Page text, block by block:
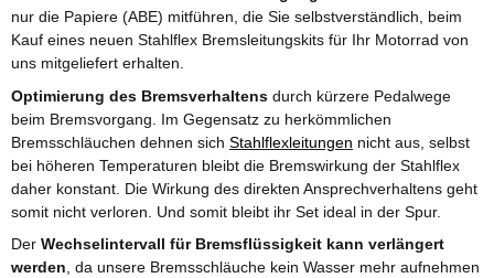
nur die Papiere (ABE) mitführen, die Sie selbstverständlich, beim
Kauf eines neuen Stahlflex Bremsleitungskits für Ihr Motorrad von
uns mitgeliefert erhalten.
Optimierung des Bremsverhaltens durch kürzere Pedalwege
beim Bremsvorgang. Im Gegensatz zu herkömmlichen
Bremsschläuchen dehnen sich Stahlflexleitungen nicht aus, selbst
bei höheren Temperaturen bleibt die Bremswirkung der Stahlflex
daher konstant. Die Wirkung des direkten Ansprechverhaltens geht
somit nicht verloren. Und somit bleibt ihr Set ideal in der Spur.
Der Wechselintervall für Bremsflüssigkeit kann verlängert
werden, da unsere Bremsschläuche kein Wasser mehr aufnehmen